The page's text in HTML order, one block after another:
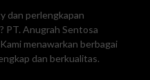
dan perlengkapan
PT. Anugrah Sentosa
menawarkan berbagai
dan berkualitas.